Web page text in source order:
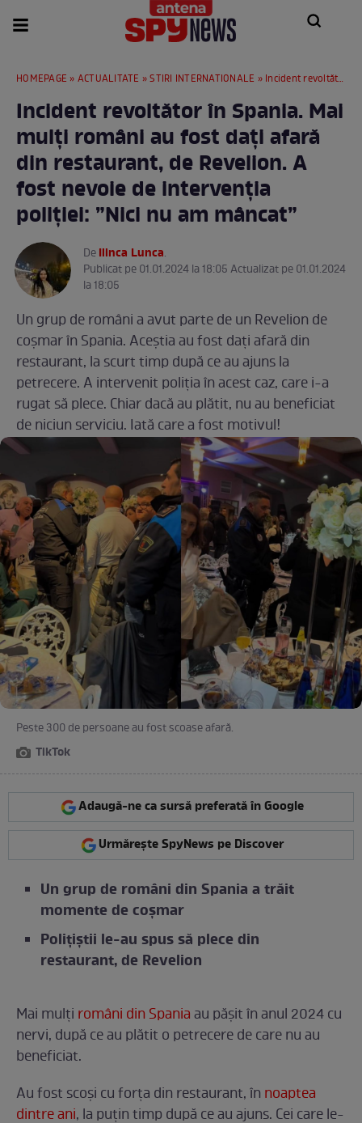
HOMEPAGE » ACTUALITATE »STIRI INTERNATIONALE » Incident revoltător în Spania. Mai mulți români au fost dați afară din restaurant, de Revelion. A fost nevoie de intervenția poliției: ”Nici nu am mâncat”
Incident revoltător în Spania. Mai
mulți români au fost dați afară
din restaurant, de Revelion. A
fost nevoie de intervenția
poliției: ”Nici nu am mâncat”
DeIlinca Lunca.
Publicat pe 01.01.2024 la 18:05 Actualizat pe 01.01.2024
la 18:05
Un grup de români a avut parte de un Revelion de
coșmar în Spania. Aceștia au fost dați afară din
restaurant, la scurt timp după ce au ajuns la
petrecere. A intervenit poliția în acest caz, care i-a
rugat să plece. Chiar dacă au plătit, nu au beneficiat
de niciun serviciu. Iată care a fost motivul!
Peste 300 de persoane au fost scoase afară.
TikTok
Adaugă-ne ca sursă preferată în Google
Urmărește SpyNews pe Discover
Un grup de români din Spania a trăit
momente de coșmar
Polițiștii le-au spus să plece din
restaurant, de Revelion
Mai mulți români din Spaniaau pășit în anul 2024 cu
nervi, după ce au plătit o petrecere de care nu au
beneficiat.
Au fost scoși cu forța din restaurant, în noaptea
dintre ani, la puțin timp după ce au ajuns. Cei care le-